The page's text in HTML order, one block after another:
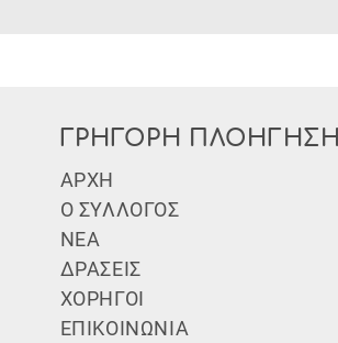
ΓΡΗΓΟΡΗ ΠΛΟΗΓΗΣΗ
Subfooter Menu
ΑΡΧΗ
Ο ΣΥΛΛΟΓΟΣ
ΝΕΑ
ΔΡΑΣΕΙΣ
ΧΟΡΗΓΟΙ
ΕΠΙΚΟΙΝΩΝΙΑ